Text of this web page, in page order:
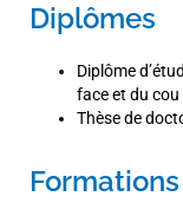
Diplômes
Diplôme
face et du cou
Thèse de
Formations